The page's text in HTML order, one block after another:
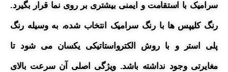
سرامیک با استقامت و ایمنی بیشتری بر روی نما قرار بگیرد.
رنگ کلیپس ها با رنگ سرامیک انتخاب شده، به وسیله رنگ
پلی استر و با روش الکترواستاتیکی یکسان می شود تا
مغایرتی وجود نداشته باشد. ویژگی اصلی آن سرعت بالای